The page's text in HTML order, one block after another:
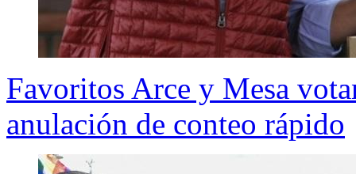
Favoritos Arce y Mesa
anulación de conteo rápido